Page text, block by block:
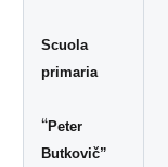
Scuola
primaria
“Peter
Butkovič”